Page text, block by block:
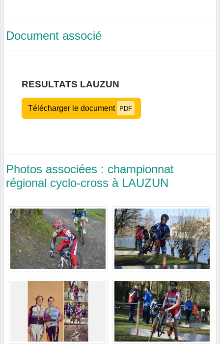
Document associé
RESULTATS LAUZUN
Télécharger le document PDF
Photos associées : championnat
régional cyclo-cross à LAUZUN